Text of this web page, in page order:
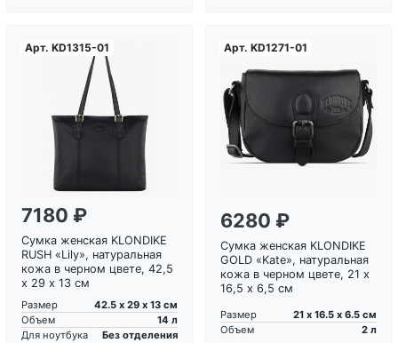
Арт. KD1315-01
Загрузка...
7180 ₽
Сумка женская KLONDIKE
RUSH «Lily», натуральная
кожа в черном цвете, 42,5
х 29 х 13 см
Размер
42.5 х 29 х 13 см
Объем
14 л
Для ноутбука
Без отделения
Арт. KD1271-01
Загрузка...
6280 ₽
Сумка женская KLONDIKE
GOLD «Kate», натуральная
кожа в черном цвете, 21 х
16,5 х 6,5 см
Размер
21 х 16.5 х 6.5 см
Объем
2 л